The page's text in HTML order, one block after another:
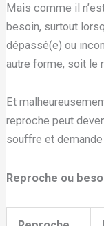
Mais comme il
besoin, surtout
dépassé(e) ou
autre forme, soit le
Et
reproche peut
souffre et demande
Reproche ou